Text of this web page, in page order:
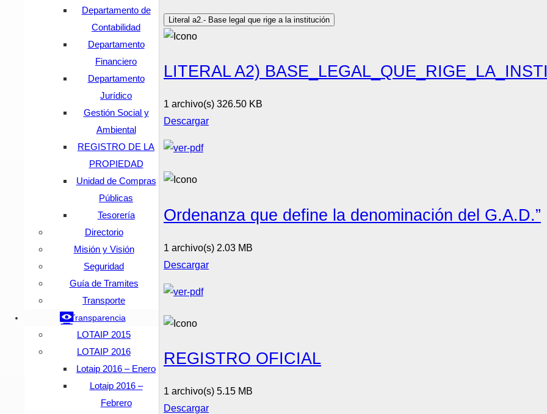
Departamento de
Contabilidad
Departamento
Financiero
Departamento
Jurídico
Gestión Social y
Ambiental
REGISTRO DE LA
PROPIEDAD
Unidad de Compras
Públicas
Tesorería
Directorio
Misión y Visión
Seguridad
Guía de Tramites
Transporte
Transparencia
LOTAIP 2015
LOTAIP 2016
Lotaip 2016 – Enero
Lotaip 2016 –
Febrero
Literal a2.- Base legal que rige a la institución
LITERAL A2)
1 archivo(s) 326.50 KB
Descargar
Ordenanza que define la denominación del G.A.D.”
1 archivo(s) 2.03 MB
Descargar
REGISTRO OFICIAL
1 archivo(s) 5.15 MB
Descargar